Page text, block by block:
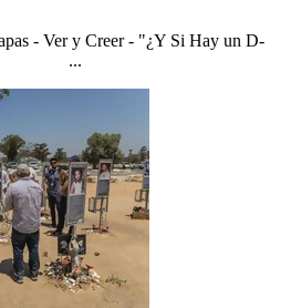
- Ver y Creer - "¿Y Si Hay un D-
Jalá ...